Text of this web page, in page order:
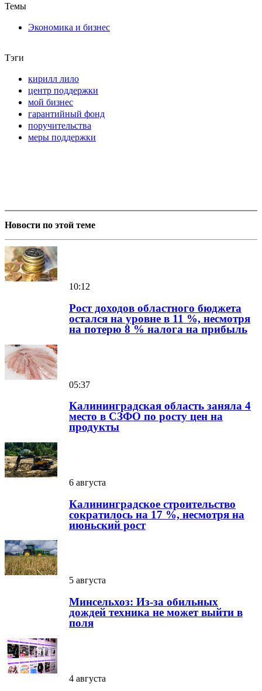
Темы
Экономика и бизнес
Тэги
кирилл лило
центр поддержки
мой бизнес
гарантийный фонд
поручительства
меры поддержки
Новости по этой теме
10:12
Рост доходов областного бюджета
остался на уровне в 11 %, несмотря
на потерю 8 % налога на прибыль
05:37
Калининградская область заняла 4
место в СЗФО по росту цен на
продукты
6 августа
Калининградское строительство
сократилось на 17 %, несмотря на
июньский рост
5 августа
Минсельхоз: Из-за обильных
дождей техника не может выйти в
поля
4 августа